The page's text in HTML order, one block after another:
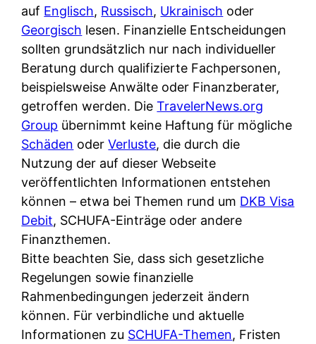
auf Englisch, Russisch, Ukrainisch oder
Georgisch lesen. Finanzielle Entscheidungen
sollten grundsätzlich nur nach individueller
Beratung durch qualifizierte Fachpersonen,
beispielsweise Anwälte oder Finanzberater,
getroffen werden. DieTravelerNews.org
Group übernimmt keine Haftung für mögliche
Schäden oderVerluste, die durch die
Nutzung der auf dieser Webseite
veröffentlichten Informationen entstehen
können – etwa bei Themen rund um DKB Visa
Debit, SCHUFA-Einträge oder andere
Finanzthemen.
Bitte beachten Sie, dass sich gesetzliche
Regelungen sowie finanzielle
Rahmenbedingungen jederzeit ändern
können. Für verbindliche und aktuelle
Informationen zu SCHUFA-Themen, Fristen